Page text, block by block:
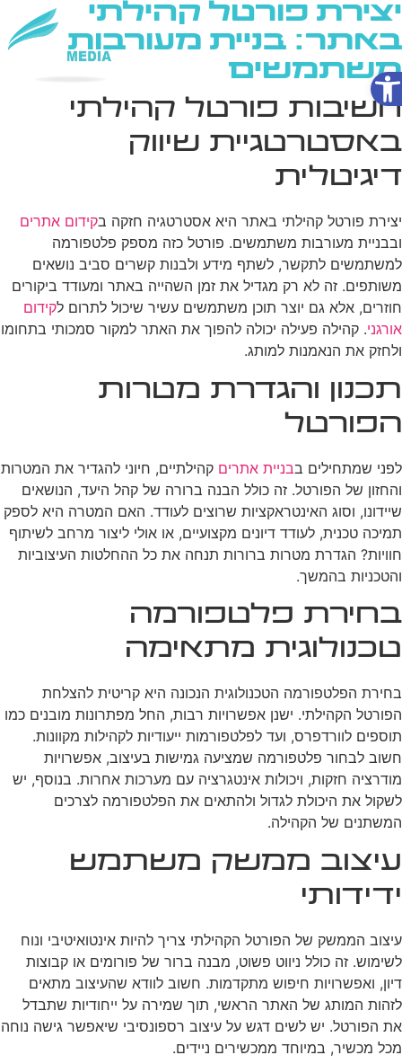
פתח סרגל נגישות
יצירת פורטל קהילתי
באתר: בניית מעורבות
משתמשים
חשיבות פורטל קהילתי
באסטרטגיית שיווק
דיגיטלית
יצירת פורטל קהילתי באתר היא אסטרטגיה חזקה בקידום אתרים
ובבניית מעורבות משתמשים. פורטל כזה מספק פלטפורמה
למשתמשים לתקשר, לשתף מידע ולבנות קשרים סביב נושאים
משותפים. זה לא רק מגדיל את זמן השהייה באתר ומעודד ביקורים
חוזרים, אלא גם יוצר תוכן משתמשים עשיר שיכול לתרום לקידום
אורגני. קהילה פעילה יכולה להפוך את האתר למקור סמכותי בתחומו
ולחזק את הנאמנות למותג.
תכנון והגדרת מטרות
הפורטל
לפני שמתחילים בבניית אתרים קהילתיים, חיוני להגדיר את המטרות
והחזון של הפורטל. זה כולל הבנה ברורה של קהל היעד, הנושאים
שיידונו, וסוג האינטראקציות שרוצים לעודד. האם המטרה היא לספק
תמיכה טכנית, לעודד דיונים מקצועיים, או אולי ליצור מרחב לשיתוף
חוויות? הגדרת מטרות ברורות תנחה את כל ההחלטות העיצוביות
והטכניות בהמשך.
בחירת פלטפורמה
טכנולוגית מתאימה
בחירת הפלטפורמה הטכנולוגית הנכונה היא קריטית להצלחת
הפורטל הקהילתי. ישנן אפשרויות רבות, החל מפתרונות מובנים כמו
תוספים לוורדפרס, ועד לפלטפורמות ייעודיות לקהילות מקוונות.
חשוב לבחור פלטפורמה שמציעה גמישות בעיצוב, אפשרויות
מודרציה חזקות, ויכולות אינטגרציה עם מערכות אחרות. בנוסף, יש
לשקול את היכולת לגדול ולהתאים את הפלטפורמה לצרכים
המשתנים של הקהילה.
עיצוב ממשק משתמש
ידידותי
עיצוב הממשק של הפורטל הקהילתי צריך להיות אינטואיטיבי ונוח
לשימוש. זה כולל ניווט פשוט, מבנה ברור של פורומים או קבוצות
דיון, ואפשרויות חיפוש מתקדמות. חשוב לוודא שהעיצוב מתאים
לזהות המותג של האתר הראשי, תוך שמירה על ייחודיות שתבדל
את הפורטל. יש לשים דגש על עיצוב רספונסיבי שיאפשר גישה נוחה
מכל מכשיר, במיוחד ממכשירים ניידים.